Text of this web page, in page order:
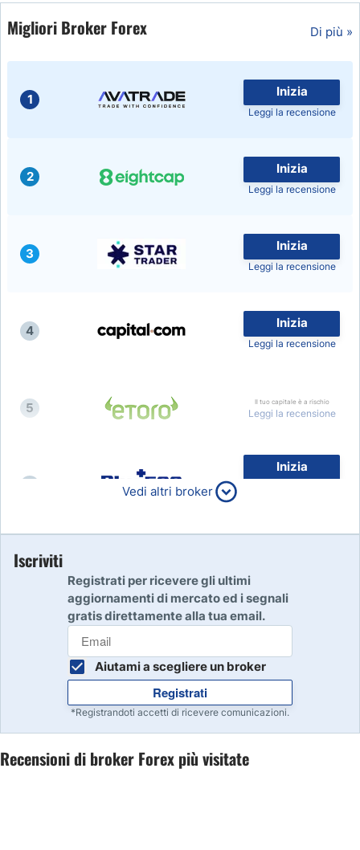
Migliori Broker Forex Di più »
1
Inizia
Leggi la recensione
2
Inizia
Leggi la recensione
3
Inizia
Leggi la recensione
4
Inizia
Leggi la recensione
5 Il tuo capitale è a rischio
Leggi la recensione
Inizia
7
Leggi la recensione
Inizia
Leggi la recensione
Inizia
Vedi altri broker
Iscriviti
Registrati per ricevere gli ultimi
aggiornamenti di mercato ed i segnali
gratis direttamente alla tua email.
Aiutami a scegliere un broker
Registrati
*Registrandoti accetti di ricevere comunicazioni.
Recensioni di broker Forex più visitate